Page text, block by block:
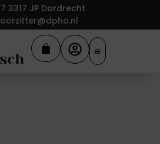
3317 JP Dordrecht